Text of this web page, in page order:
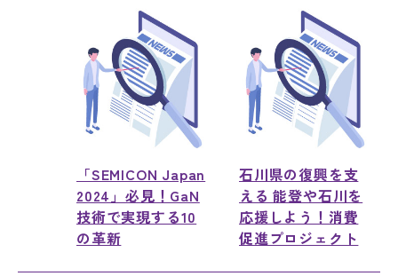
「SEMICON Japan
2024」必見！GaN
技術で実現する10
の革新
石川県の復興を支
える 能登や石川を
応援しよう！消費
促進プロジェクト